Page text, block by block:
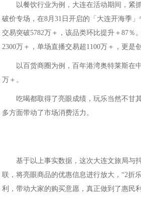
以餐饮行业为例，大连在活动期间，紧
破价专场，在8月31日开启的「大连开海季
交易突破5782万＋，该品类环比提升＋87
2300万＋，单场直播交易超1100万＋，更是
以百货商圈为例，百年港湾奥特莱斯在
万＋。
吃喝都取得了亮眼成绩，玩乐当然不甘
多方面带动了市场消费活力。
基于以上事实数据，这次大连文旅局与
联，将亮眼商品的优惠信息进行放大，“2折
利，带动大家的购买意愿，真正做到了惠民